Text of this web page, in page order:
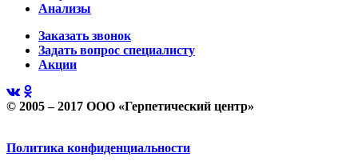
Анализы
Заказать звонок
Задать вопрос специалисту
Акции
© 2005 – 2017 ООО «Герпетический центр»
Политика конфиденциальности